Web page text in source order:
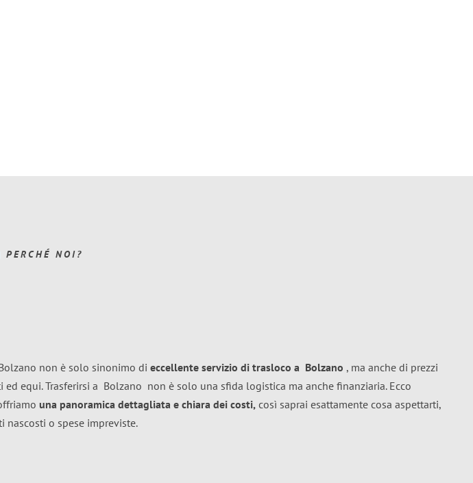
PERCHÉ NOI?
non è solo sinonimo di eccellente servizio di trasloco a Bolzano , ma anche di prezzi
ed equi. Trasferirsi a Bolzano non è solo una sfida logistica ma anche finanziaria. Ecco
una panoramica dettagliata e chiara dei costi, così saprai esattamente cosa aspettarti,
nascosti o spese impreviste.